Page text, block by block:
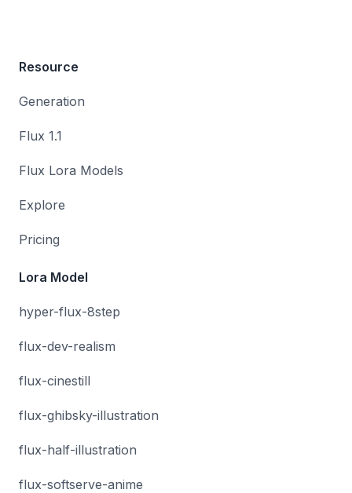
Resource
Generation
Flux 1.1
Flux Lora Models
Explore
Pricing
Lora Model
hyper-flux-8step
flux-dev-realism
flux-cinestill
flux-ghibsky-illustration
flux-half-illustration
flux-softserve-anime